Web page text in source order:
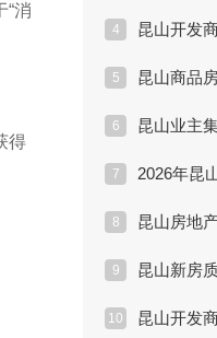
“消
得
4
5
6
7
8
9
10